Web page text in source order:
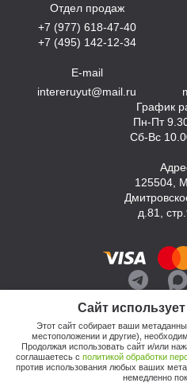
Сайт
Этот сайт собирает ваши
местоположении и другие),
Продолжая использовать сайт и/или
соглашаетесь с политикой обработки
против использования любых ваших
немедленно
Отдел продаж
+7 (977) 618-47-40
+7 (495) 142-12-34
E-mail
intereruyut@mail.ru
График
Пн-Пт
Сб-Вс
125504,
д.81,
© 2026, Компания